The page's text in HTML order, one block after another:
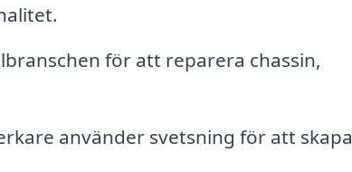
för att reparera chassin,
använder svetsning för att skapa